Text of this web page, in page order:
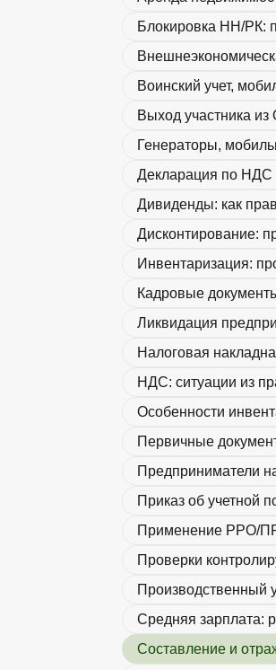
Блокировка НН/РК:
Воинский учет,
Выход участника
Генераторы,
Декларация по НДС
Дивиденды: как
Дисконтирование:
Инвентаризация:
Кадровые
Ликвидация
Налоговая
НДС: ситуации из
Особенности
Первичные
Предприниматели
Приказ об учетной
Применение РРО/
Проверки
Производственный
Средняя зарплата:
Составление и